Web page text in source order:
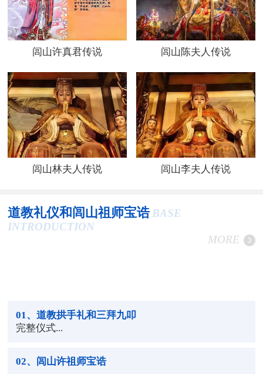
闾山许真君传说 闾山陈夫人传说
闾山林夫人传说 闾山李夫人传说
道教礼仪和闾山祖师宝诰 BASE
INTRODUCTION
MORE
01 、道教拱手礼和三拜九叩
完整仪式...
02、闾山许祖师宝诰